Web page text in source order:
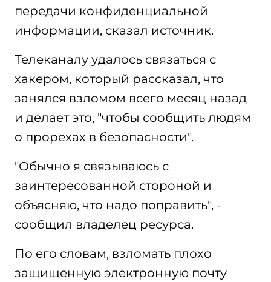
передачи конфиденциальной
информации, сказал источник.
Телеканалу удалось связаться с
хакером, который рассказал, что
занялся взломом всего месяц назад
и делает это, "чтобы сообщить людям
о прорехах в безопасности".
"Обычно я связываюсь с
заинтересованной стороной и
объясняю, что надо поправить", -
сообщил владелец ресурса.
По его словам, взломать плохо
защищенную электронную почту